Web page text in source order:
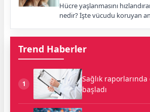
Hücre yaşlanmasını
nedir? İşte vücudu koruyan
Trend Haberler
1
Sağlık
başladı